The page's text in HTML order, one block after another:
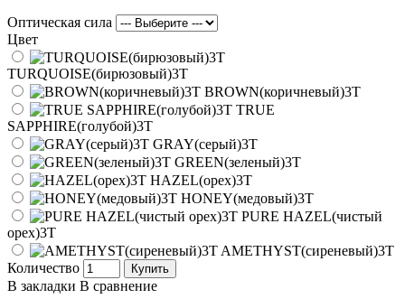
Оптическая сила
Цвет
TURQUOISE(бирюзовый)3T
BROWN(коричневый)3T
TRUE
SAPPHIRE(голубой)3T
GRAY(серый)3T
GREEN(зеленый)3T
HAZEL(орех)3T
HONEY(медовый)3T
PURE HAZEL(чистый
орех)3T
AMETHYST(сиреневый)3T
Количество
Купить
В закладки В сравнение